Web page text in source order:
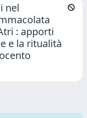
nel
: apporti
e la ritualità